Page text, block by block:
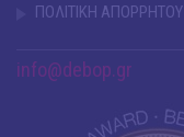
ΠΟΛΙΤΙΚΗ ΑΠΟΡΡΗΤΟΥ
info@debop.gr